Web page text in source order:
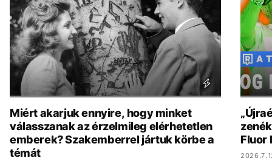
Miért akarjuk ennyire, hogy minket
válasszanak az érzelmileg elérhetetlen
emberek? Szakemberrel jártuk körbe a
témát
Fluor